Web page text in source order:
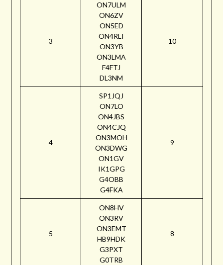
3
ON7ULM
ON6ZV
ON5ED
ON4RLI
ON3YB
ON3LMA
F4FTJ
DL3NM
10
4
SP1JQJ
ON7LO
ON4JBS
ON4CJQ
ON3MOH
ON3DWG
ON1GV
IK1GPG
G4OBB
G4FKA
9
5
ON8HV
ON3RV
ON3EMT
HB9HDK
G3PXT
G0TRB
8